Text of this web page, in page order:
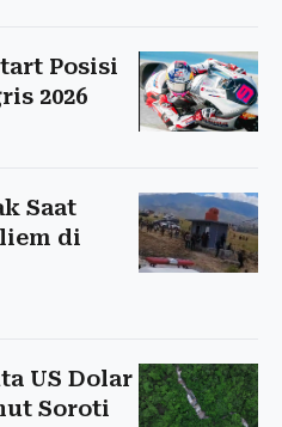
Posisi
2026
Saat
di
US Dolar
Soroti